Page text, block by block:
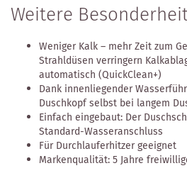
Weitere
Weniger Kalk – mehr Zeit zum
Strahldüsen verringern
automatisch (QuickClean+)
Dank innenliegender
Duschkopf selbst bei langem
Einfach eingebaut: Der
Standard-Wasseranschluss
Für Durchlauferhitzer geeignet
Markenqualität: 5 Jahre